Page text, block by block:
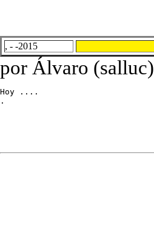
, - -2015
por Álvaro (salluc)
Hoy ....
.